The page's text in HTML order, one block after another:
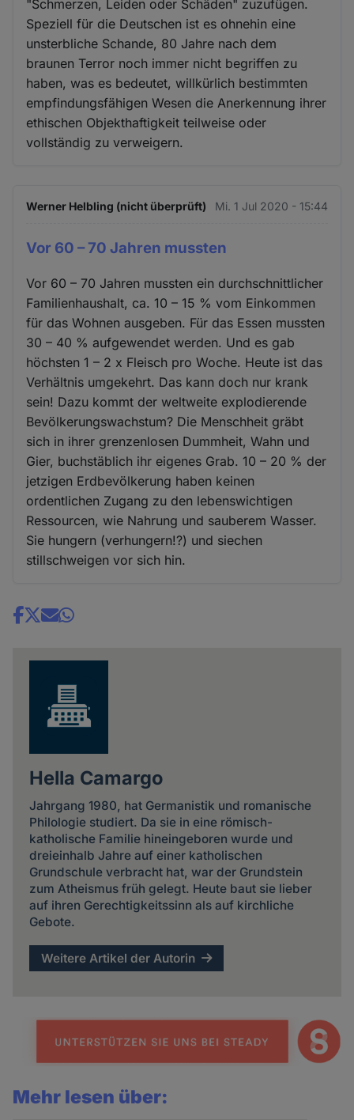
"Schmerzen, Leiden oder Schäden" zuzufügen.
Speziell für die Deutschen ist es ohnehin eine
unsterbliche Schande, 80 Jahre nach dem
braunen Terror noch immer nicht begriffen zu
haben, was es bedeutet, willkürlich bestimmten
empfindungsfähigen Wesen die Anerkennung ihrer
ethischen Objekthaftigkeit teilweise oder
vollständig zu verweigern.
Werner Helbling (nicht überprüft) Mi. 1 Jul 2020 - 15:44
Vor 60 – 70 Jahren mussten
Vor 60 – 70 Jahren mussten ein durchschnittlicher
Familienhaushalt, ca. 10 – 15 % vom Einkommen
für das Wohnen ausgeben. Für das Essen mussten
30 – 40 % aufgewendet werden. Und es gab
höchsten 1 – 2 x Fleisch pro Woche. Heute ist das
Verhältnis umgekehrt. Das kann doch nur krank
sein! Dazu kommt der weltweite explodierende
Bevölkerungswachstum? Die Menschheit gräbt
sich in ihrer grenzenlosen Dummheit, Wahn und
Gier, buchstäblich ihr eigenes Grab. 10 – 20 % der
jetzigen Erdbevölkerung haben keinen
ordentlichen Zugang zu den lebenswichtigen
Ressourcen, wie Nahrung und sauberem Wasser.
Sie hungern (verhungern!?) und siechen
stillschweigen vor sich hin.
Share
Hella Camargo
Jahrgang 1980, hat Germanistik und romanische
Philologie studiert. Da sie in eine römisch-
katholische Familie hineingeboren wurde und
dreieinhalb Jahre auf einer katholischen
Grundschule verbracht hat, war der Grundstein
zum Atheismus früh gelegt. Heute baut sie lieber
auf ihren Gerechtigkeitssinn als auf kirchliche
Gebote.
Weitere Artikel der Autorin
Mehr lesen über: